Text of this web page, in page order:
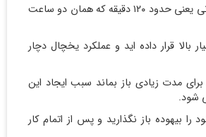
شما برای مدت طولانی یعنی حدود ۱۲۰ دقیقه که همان دو ساعت
بالا قرار داده اید و عملکرد یخچال دچار
مدت زیادی باز بماند سبب ایجاد این
شود.
بیهوده باز نگذارید و پس از اتمام کار